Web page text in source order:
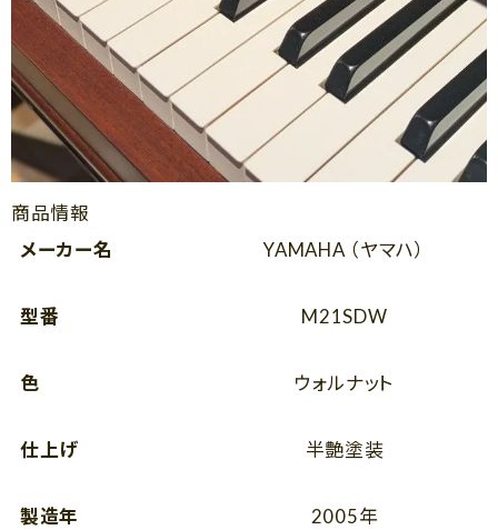
商品情報
メーカー名
YAMAHA （ヤマハ）
型番 M21SDW
色 ウォルナット
仕上げ 半艶塗装
製造年 2005年